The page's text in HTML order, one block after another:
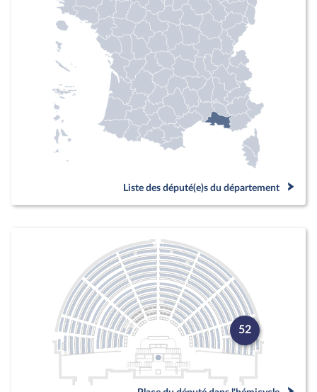
Liste des député(e)s du département
52